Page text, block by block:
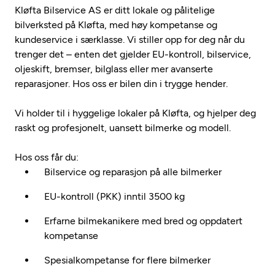
Mekonomen Fleet
Kløfta Bilservice AS er ditt lokale og pålitelige
bilverksted på Kløfta, med høy kompetanse og
kundeservice i særklasse. Vi stiller opp for deg når du
trenger det – enten det gjelder EU-kontroll, bilservice,
oljeskift, bremser, bilglass eller mer avanserte
reparasjoner. Hos oss er bilen din i trygge hender.
Vi holder til i hyggelige lokaler på Kløfta, og hjelper deg
raskt og profesjonelt, uansett bilmerke og modell.
Hos oss får du:
Bilservice og reparasjon på alle bilmerker
EU-kontroll (PKK) inntil 3500 kg
Erfarne bilmekanikere med bred og oppdatert
kompetanse
Spesialkompetanse for flere bilmerker